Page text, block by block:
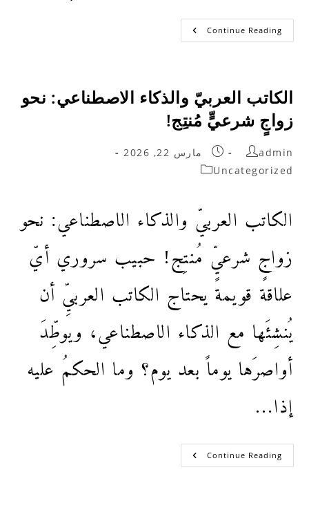
Continue Reading
الكاتب العربيّ والذكاء الاصطناعي: نحو
زواجٍ شرعيٍّ مُنتِج!
admin
مارس 22, 2026
Uncategorized
الكاتب العربيّ والذكاء الاصطناعي: نحو
زواجٍ شرعيٍّ مُنتِج! حبيب سروري أيّ
علاقة قويمة يحتاج الكاتب العربيِّ أن
يُنشِئَها مع الذكاء الاصطناعي، ويوطِّدَ
أواصرَها يوماً بعد يوم؟ وما الحكمُ عليه
إذا…
Continue Reading